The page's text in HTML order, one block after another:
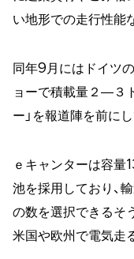
い地形での走行性能
同年9月にはドイツ
ョーで積載量２―３
ー」を報道陣を前に
ｅキャンターは容量
池を採用しており、
の数を選択できるそ
米国や欧州で電気走